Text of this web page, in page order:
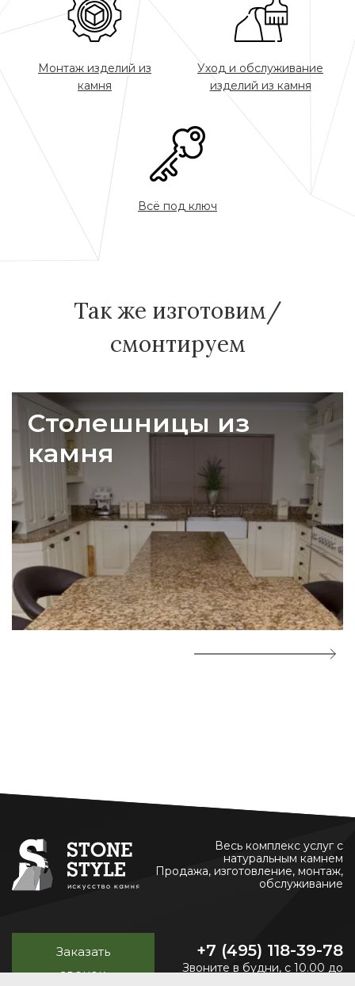
Монтаж изделий из
камня
Уход и обслуживание
изделий из камня
Всё под ключ
Так же изготовим/
смонтируем
Столешницы из
камня
Весь комплекс услуг с
натуральным камнем
Продажа, изготовление, монтаж,
обслуживание
Заказать
звонок
+7 (495) 118-39-78
Звоните в будни, с 10.00 до